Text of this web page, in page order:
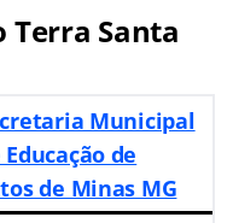
Terra Santa
Municipal
Educação de
de Minas MG